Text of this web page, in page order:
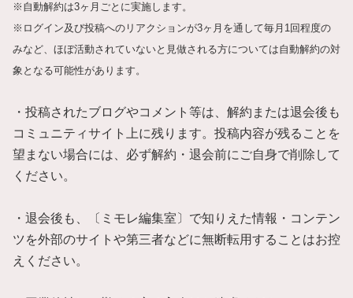
※自動解約は3ヶ月ごとに実施します。
※ログイン及び投稿へのリアクションが3ヶ月を通して毎月1回程度の
みなど、ほぼ活動されていないと見做される方については自動解約の対
象となる可能性があります。
・投稿されたブログやコメント等は、解約または退会後も
コミュニティサイト上に残ります。投稿内容が残ることを
望まない場合には、必ず解約・退会前にご自身で削除して
ください。
・退会後も、〔ミモレ編集室〕で知りえた情報・コンテン
ツを外部のサイトや第三者などに無断転用することはお控
えください。